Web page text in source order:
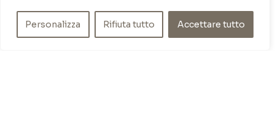
Personalizza Rifiuta tutto Accettare tutto
Chi siamo
Cookie Policy
Privacy Policy